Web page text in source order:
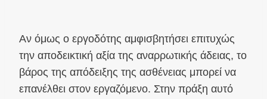
Αν όμως ο εργοδότης αμφισβητήσει επιτυχώς
την αποδεικτική αξία της αναρρωτικής άδειας, το
βάρος της απόδειξης της ασθένειας μπορεί να
επανέλθει στον εργαζόμενο. Στην πράξη αυτό